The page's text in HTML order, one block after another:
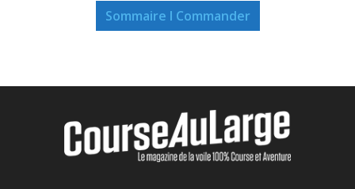
Sommaire I Commander